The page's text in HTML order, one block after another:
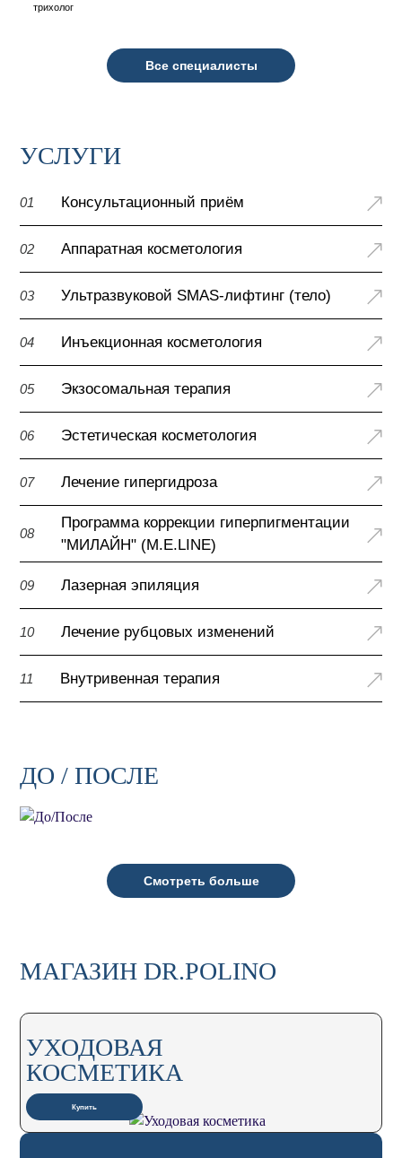
трихолог
Все специалисты
УСЛУГИ
01 Консультационный приём
02 Аппаратная косметология
03 Ультразвуковой SMAS-лифтинг (тело)
04 Инъекционная косметология
05 Экзосомальная терапия
06 Эстетическая косметология
07 Лечение гипергидроза
08
Программа коррекции гиперпигментации
"МИЛАЙН" (M.E.LINE)
09 Лазерная эпиляция
10 Лечение рубцовых изменений
11 Внутривенная терапия
ДО / ПОСЛЕ
Смотреть больше
МАГАЗИН DR.POLINO
УХОДОВАЯ
КОСМЕТИКА
Купить